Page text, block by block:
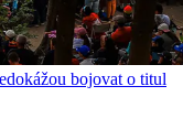
bojovat o titul